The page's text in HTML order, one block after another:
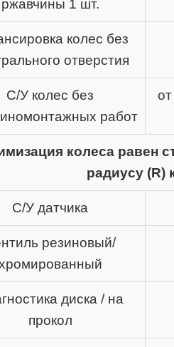
ржавчины 1 шт.
колес без
отверстия
С/У колес без
работ
колеса равен
радиусу (R)
С/У датчика
резиновый/
диска / на
прокол